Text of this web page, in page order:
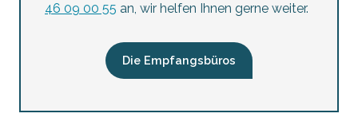
46 09 00 55 an, wir helfen Ihnen gerne weiter.
Die Empfangsbüros